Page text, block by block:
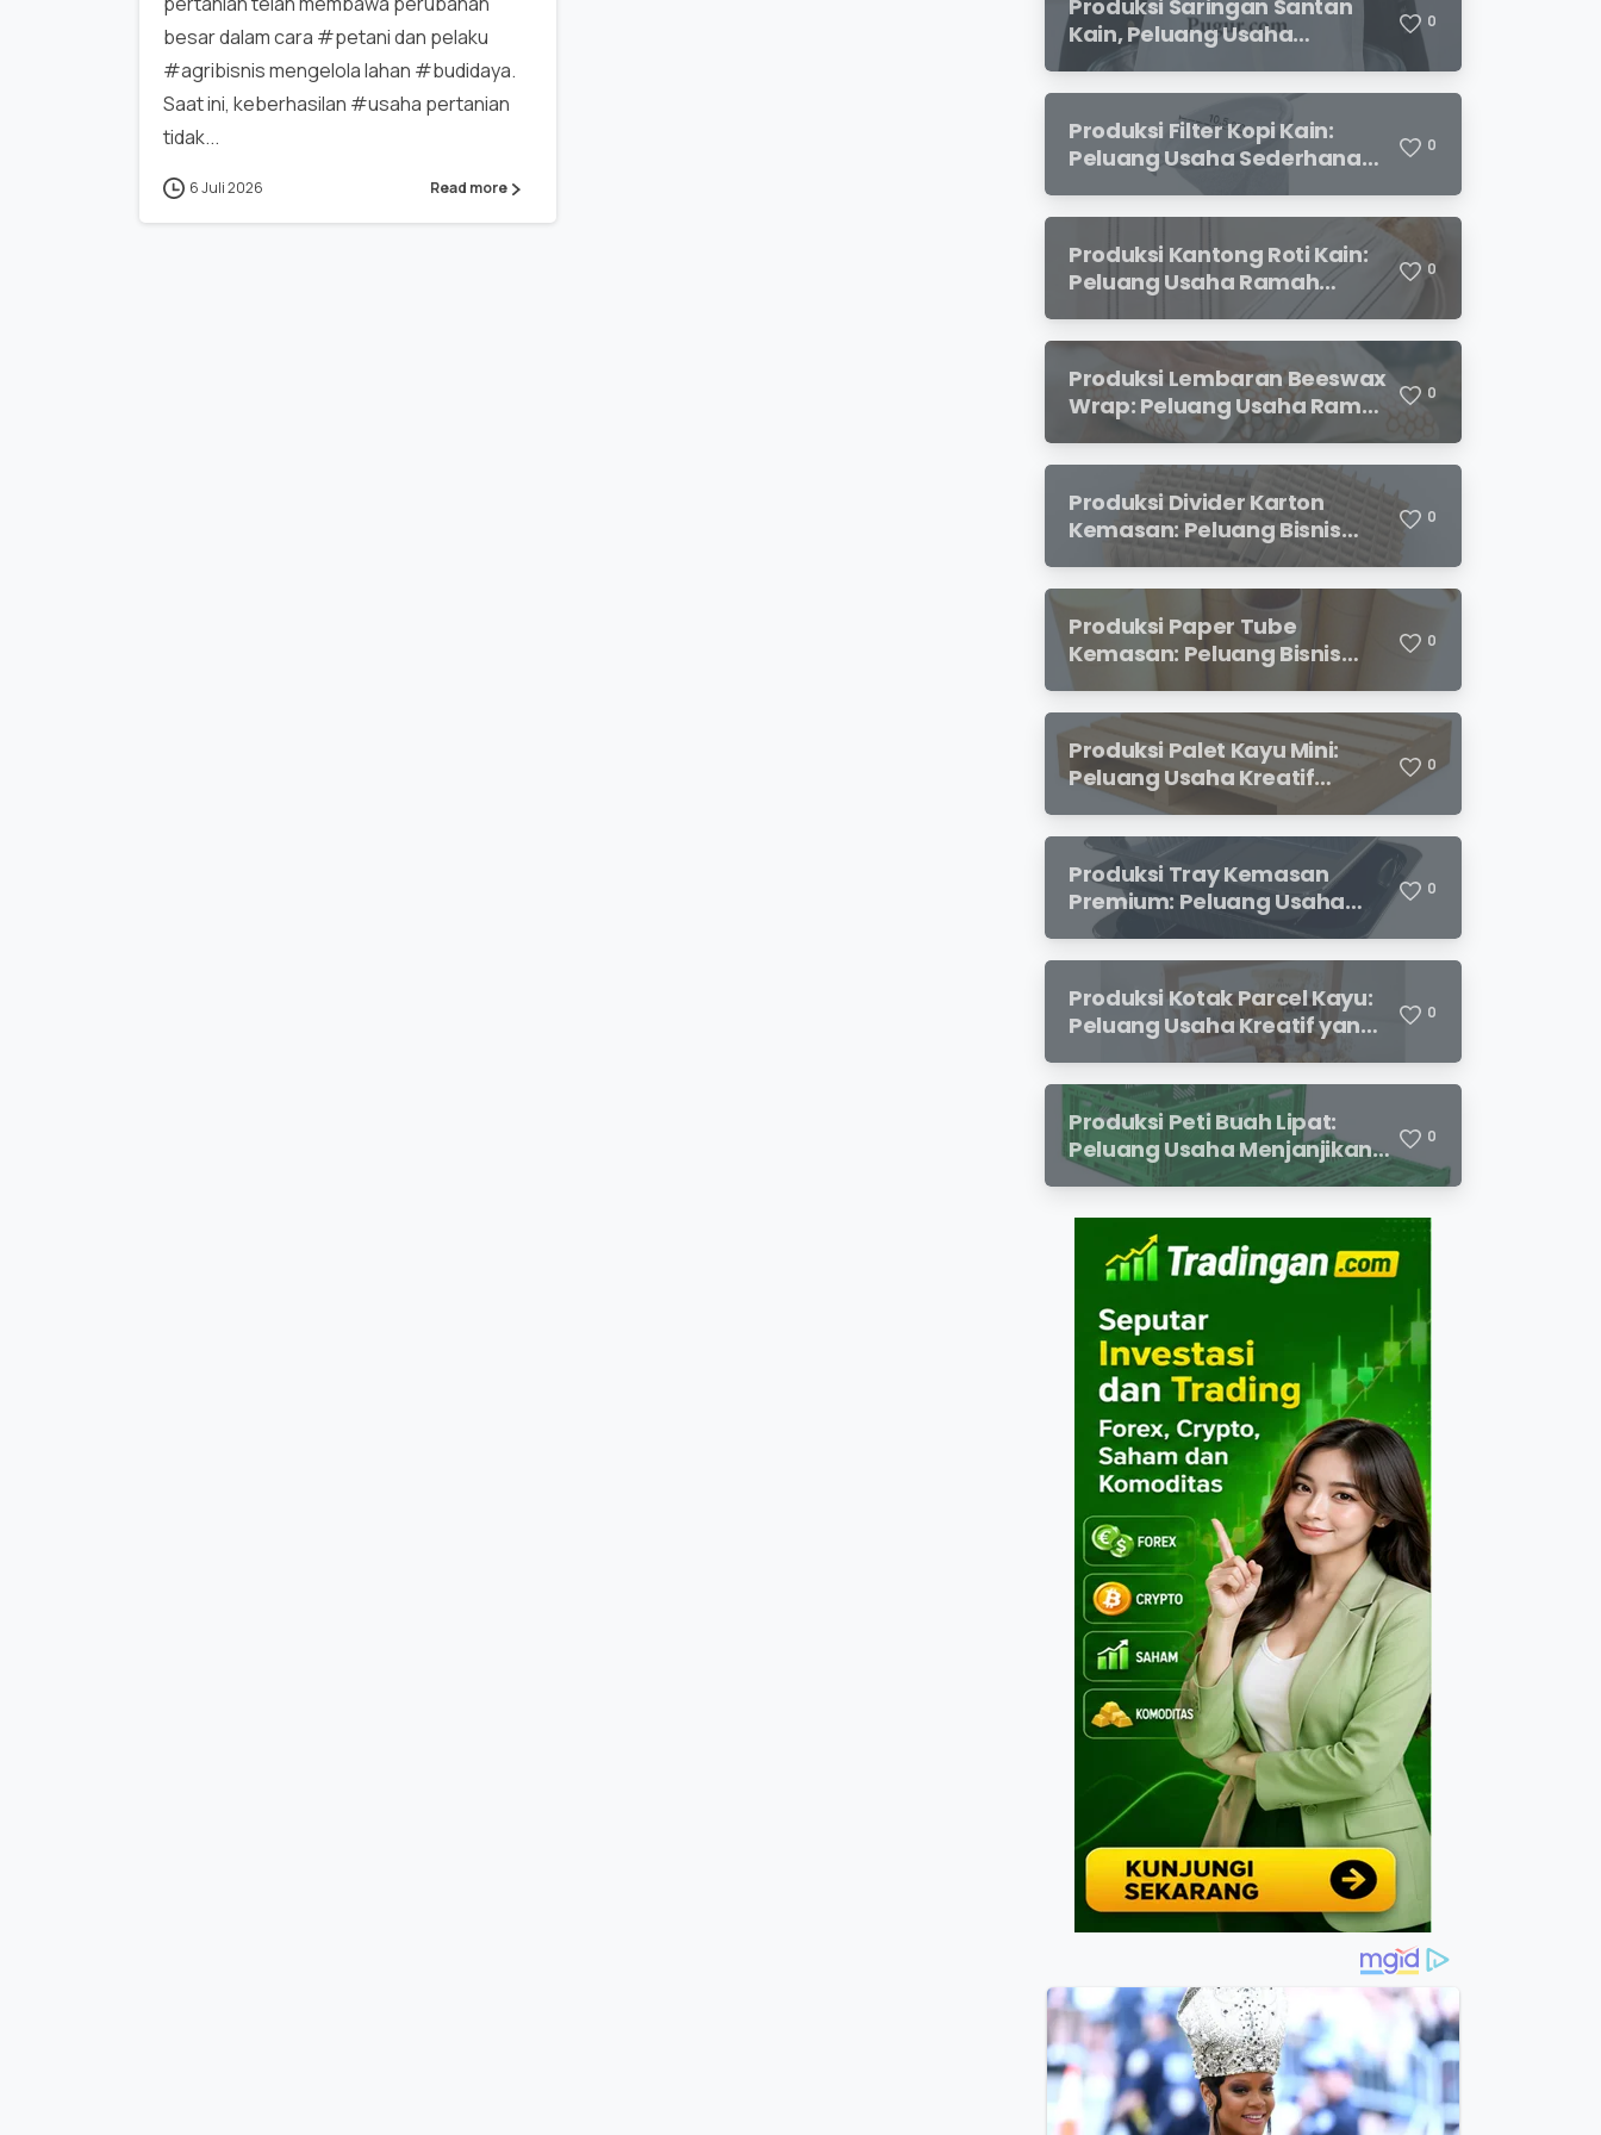
besar dalam cara #petani dan pelaku
#agribisnis mengelola lahan #budidaya.
Saat ini, keberhasilan #usaha pertanian
tidak...
6 Juli 2026 Read more
Produksi Saringan Santan
Kain, Peluang Usaha
Sederhana dengan
Permintaan yang Terus
Meningkat
0
Produksi Filter Kopi Kain:
Peluang Usaha Sederhana
yang Semakin Diminati
Pecinta Kopi
0
Produksi Kantong Roti Kain:
Peluang Usaha Ramah
Lingkungan dengan Prospek
Menjanjikan
0
Produksi Lembaran Beeswax
Wrap: Peluang Usaha Ramah
Lingkungan yang
Menjanjikan
0
Produksi Divider Karton
Kemasan: Peluang Bisnis
Menjanjikan dengan
Permintaan yang Terus
Meningkat
0
Produksi Paper Tube
Kemasan: Peluang Bisnis
Prospek Cerah
0
Produksi Palet Kayu Mini:
Peluang Usaha Kreatif
dengan Modal Terjangkau
dan Potensi Keuntungan
Menjanjikan
0
Produksi Tray Kemasan
Premium: Peluang Usaha
Menjanjikan di Industri
Packaging Modern
0
Produksi Kotak Parcel Kayu:
Peluang Usaha Kreatif yang
Menjanjikan di Era Kemasan
Premium
0
Produksi Peti Buah Lipat:
Peluang Usaha Menjanjikan
untuk Mendukung Distribusi
0